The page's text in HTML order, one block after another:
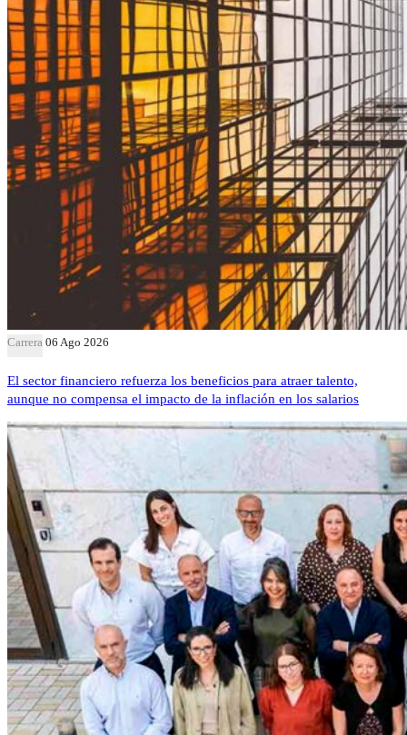
Carrera 06 Ago 2026
El sector financiero refuerza los beneficios para atraer talento,
aunque no compensa el impacto de la inflación en los salarios